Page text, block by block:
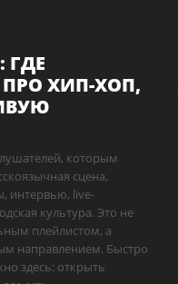
ГДЕ
ХИП-ХОП,
которым
сцена,
интервью, live-
культура. Это не
плейлистом, а
направлением. Быстро
здесь: открыть